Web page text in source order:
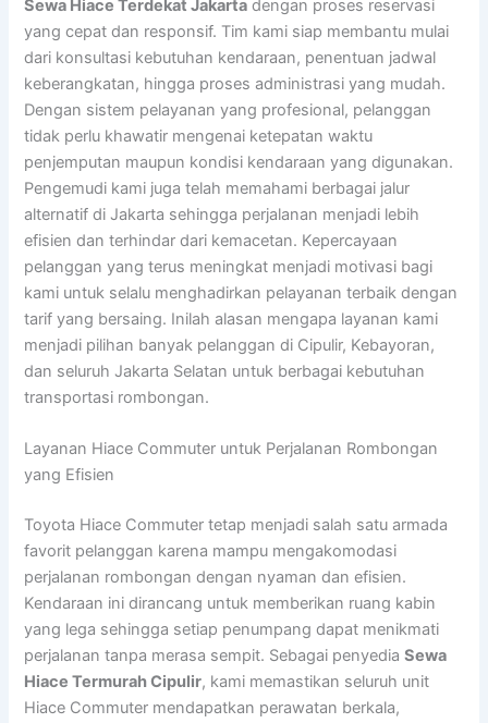
Sewa Hiace Terdekat Jakarta dengan proses reservasi
yang cepat dan responsif. Tim kami siap membantu mulai
dari konsultasi kebutuhan kendaraan, penentuan jadwal
keberangkatan, hingga proses administrasi yang mudah.
Dengan sistem pelayanan yang profesional, pelanggan
tidak perlu khawatir mengenai ketepatan waktu
penjemputan maupun kondisi kendaraan yang digunakan.
Pengemudi kami juga telah memahami berbagai jalur
alternatif di Jakarta sehingga perjalanan menjadi lebih
efisien dan terhindar dari kemacetan. Kepercayaan
pelanggan yang terus meningkat menjadi motivasi bagi
kami untuk selalu menghadirkan pelayanan terbaik dengan
tarif yang bersaing. Inilah alasan mengapa layanan kami
menjadi pilihan banyak pelanggan di Cipulir, Kebayoran,
dan seluruh Jakarta Selatan untuk berbagai kebutuhan
transportasi rombongan.
Layanan Hiace Commuter untuk Perjalanan Rombongan
yang Efisien
Toyota Hiace Commuter tetap menjadi salah satu armada
favorit pelanggan karena mampu mengakomodasi
perjalanan rombongan dengan nyaman dan efisien.
Kendaraan ini dirancang untuk memberikan ruang kabin
yang lega sehingga setiap penumpang dapat menikmati
perjalanan tanpa merasa sempit. Sebagai penyediaSewa
Hiace Termurah Cipulir, kami memastikan seluruh unit
Hiace Commuter mendapatkan perawatan berkala,